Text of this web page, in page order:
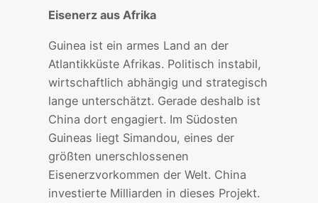
Eisenerz aus Afrika
Guinea ist ein armes Land an der
Atlantikküste Afrikas. Politisch instabil,
wirtschaftlich abhängig und strategisch
lange unterschätzt. Gerade deshalb ist
China dort engagiert. Im Südosten
Guineas liegt Simandou, eines der
größten unerschlossenen
Eisenerzvorkommen der Welt. China
investierte Milliarden in dieses Projekt.